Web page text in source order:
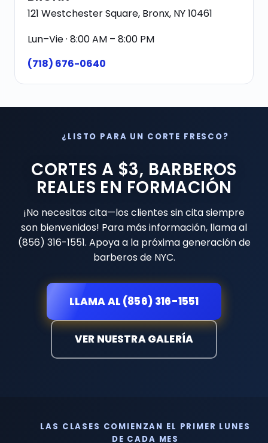
121 Westchester Square, Bronx, NY 10461
Lun–Vie · 8:00 AM – 8:00 PM
(718) 676-0640
¿LISTO PARA UN CORTE FRESCO?
CORTES A $3, BARBEROS
REALES EN FORMACIÓN
¡No necesitas cita—los clientes sin cita siempre
son bienvenidos! Para más información, llama al
(856) 316-1551. Apoya a la próxima generación de
barberos de NYC.
LLAMA AL (856) 316-1551
VER NUESTRA GALERÍA
LAS CLASES COMIENZAN EL PRIMER LUNES
DE CADA MES